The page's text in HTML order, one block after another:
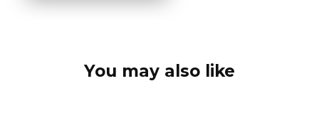
You may also like